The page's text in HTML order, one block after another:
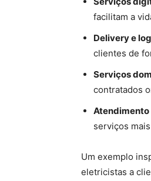
facilitam a
Delivery e
clientes de
Serviços
contratados
Atendimento
serviços
Um exemplo
eletricistas a